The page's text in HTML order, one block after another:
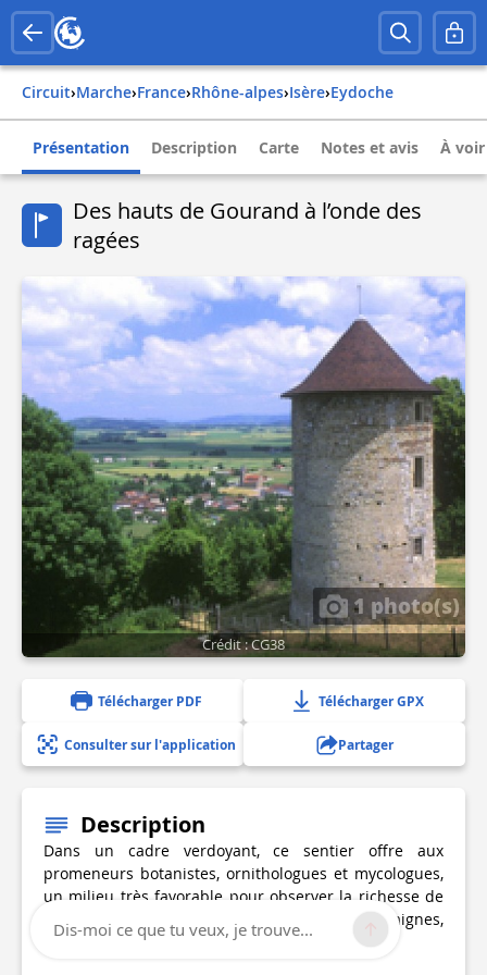
Circuit› Marche› france› rhône-alpes› isère› eydoche
Présentation Description Carte Notes et avis À
Des hauts de Gourand à l’onde des
ragées
1 photo(s)
Crédit : CG38
Télécharger PDF Télécharger GPX
Consulter sur l'application Partager
Description
Dans un cadre verdoyant, ce sentier offre aux
promeneurs botanistes, ornithologues et mycologues,
un milieu très favorable pour observer la richesse de
la faune ou cueillir en saison baies, châtaignes,
plantes médicinales et champignons.
Dis-moi ce que tu veux, je trouve...